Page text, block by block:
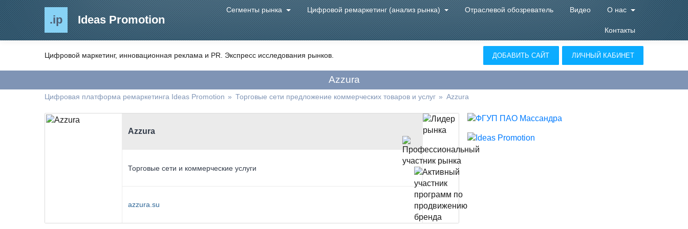
.ip Ideas Promotion
Сегменты рынка Цифровой ремаркетинг (анализ рынка) Отраслевой обозреватель Видео О нас
Контакты
Цифровой маркетинг, инновационная реклама и PR. Экспресс исследования рынков. ДОБАВИТЬ САЙТ ЛИЧНЫЙ КАБИНЕТ
Azzura
Цифровая платформа ремаркетинга Ideas Promotion » Торговые сети предложение коммерческих товаров и услуг » Azzura
Azzura
Торговые сети и коммерческие услуги
azzura.su